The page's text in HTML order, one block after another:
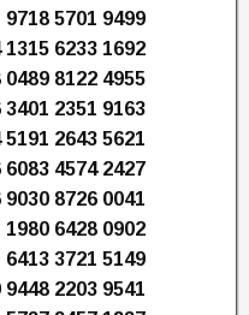
9718 5701 9499
1315 6233 1692
0489 8122 4955
3401 2351 9163
2643 5621
6083 4574 2427
8726 0041
1980 6428 0902
6413 3721 5149
2203 9541